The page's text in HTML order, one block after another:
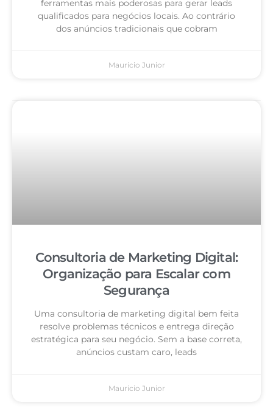
ferramentas mais poderosas para gerar leads
qualificados para negócios locais. Ao contrário
dos anúncios tradicionais que cobram
Mauricio Junior
Consultoria de Marketing Digital:
Organização para Escalar com
Segurança
Uma consultoria de marketing digital bem feita
resolve problemas técnicos e entrega direção
estratégica para seu negócio. Sem a base correta,
anúncios custam caro, leads
Mauricio Junior